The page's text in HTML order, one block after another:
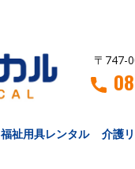
〒747-
福祉用具レンタル 介護